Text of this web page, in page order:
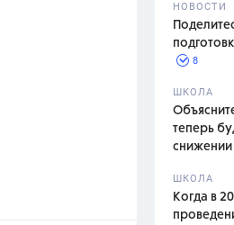
НОВОСТИ
8
ШКОЛА
теперь
снижении
ШКОЛА
Когда в